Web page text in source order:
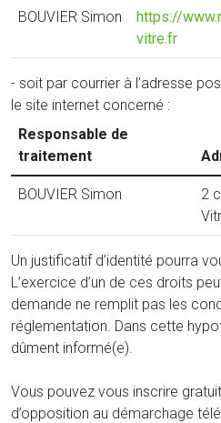
BOUVIER Simon
https://
vitre.fr
- soit par courrier à l’adresse
le site internet concerné :
Responsable de
traitement
BOUVIER Simon
2
Un justificatif d’identité pourra
L’exercice d’un de ces droits
demande ne remplit pas les
réglementation. Dans cette
dûment informé(e).
Vous pouvez vous inscrire
d’opposition au démarchage